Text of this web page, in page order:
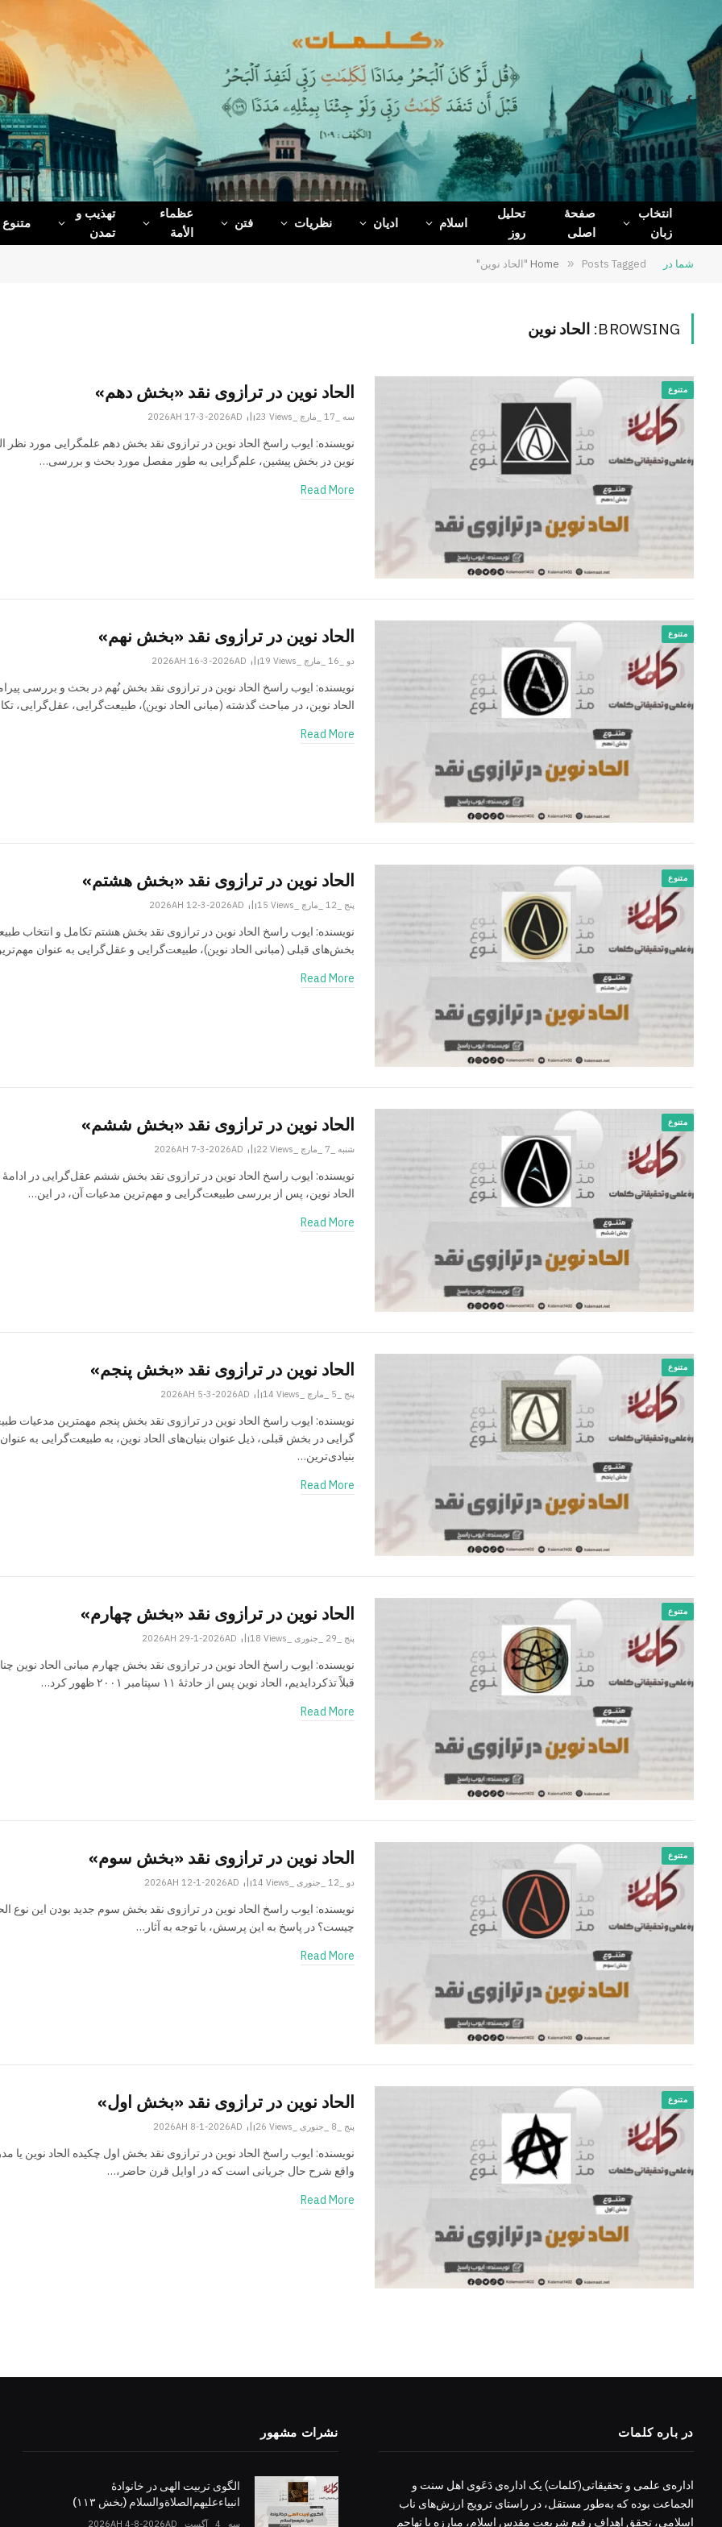
Facebook
X
(Twitter)
Telegram
WhatsApp
انتخاب
زبان
صفحۀ
اصلی
تحلیل
روز
اسلام ادیان نظریات فتن
عظماء‌
الأمة
تهذیب و
تمدن
متنوع
شما در Home » Posts Tagged "الحاد نوین"
BROWSING: الحاد نوین
متنوع الحاد نوین در ترازوی نقد «بخش دهم»
سه _17 _مارچ _2026AH 17-3-2026AD 23Views
نویسنده: ایوب راسخ الحاد نوین در ترازوی نقد بخش دهم علم­گرایی مورد نظر
نوین در بخش پیشین، علم‌گرایی به طور مفصل مورد بحث و بررسی…
Read More
متنوع الحاد نوین در ترازوی نقد «بخش نهم»
دو _16 _مارچ _2026AH 16-3-2026AD 19Views
نویسنده: ایوب راسخ الحاد نوین در ترازوی نقد بخش نُهم در بحث و بررسی
الحاد نوین، در مباحث گذشته (مبانی الحاد نوین)، طبیعت‌گرایی، عقل‌گرایی،
Read More
متنوع الحاد نوین در ترازوی نقد «بخش هشتم»
پنج _12 _مارچ _2026AH 12-3-2026AD 15Views
نویسنده: ایوب راسخ الحاد نوین در ترازوی نقد بخش هشتم تکامل و انتخاب
بخش‌های قبلی (مبانی الحاد نوین)، طبیعت‌گرایی و عقل‌گرایی به عنوان
Read More
متنوع الحاد نوین در ترازوی نقد «بخش ششم»
شنبه _7 _مارچ _2026AH 7-3-2026AD 22Views
نویسنده: ایوب راسخ الحاد نوین در ترازوی نقد بخش ششم عقل­‌گرایی در ادامۀ
الحاد نوین، پس از بررسی طبیعت­‌گرایی و مهم‌­ترین مدعیات آن، در این…
Read More
متنوع الحاد نوین در ترازوی نقد «بخش پنجم»
پنج _5 _مارچ _2026AH 5-3-2026AD 14Views
نویسنده: ایوب راسخ الحاد نوین در ترازوی نقد بخش پنجم مهم­ترین مدعیات
گرایی در بخش قبلی، ذیل عنوان بنیان‌­های الحاد نوین، به طبیعت­‌گرایی به عنوان
بنیادی‌ترین…
Read More
متنوع الحاد نوین در ترازوی نقد «بخش چهارم»
پنج _29 _جنوری _2026AH 29-1-2026AD 18Views
نویسنده: ایوب راسخ الحاد نوین در ترازوی نقد بخش چهارم مبانی الحاد نوین
قبلاً تذکردایدیم، الحاد نوین پس از حادثۀ ۱۱ سپتامبر ۲۰۰۱ ظهور کرد…
Read More
متنوع الحاد نوین در ترازوی نقد «بخش سوم»
دو _12 _جنوری _2026AH 12-1-2026AD 14Views
نویسنده: ایوب راسخ الحاد نوین در ترازوی نقد بخش سوم جدید بودن این نوع
چیست؟ در پاسخ به این پرسش، با توجه به آثار…
Read More
متنوع الحاد نوین در ترازوی نقد «بخش اول»
پنج _8 _جنوری _2026AH 8-1-2026AD 26Views
نویسنده: ایوب راسخ الحاد نوین در ترازوی نقد بخش اول چکیده الحاد نوین یا
واقع شرح حال جریانی است که در اوایل قرن حاضر،…
Read More
در باره کلمات
اداره‌ی علمی و تحقیقاتی(کلمات) یک اداره‌ی دَعَوی اهل سنت و
الجماعت بوده که به‌طور مستقل، در راستای ترویج ارزش‌های ناب
اسلامی، تحقق اهداف رفیع شریعت مقدس اسلام، مبارزه با تهاجم
نشرات مشهور
الگوی تربیت الهی در خانوادۀ
انبیاءعلیهم‌الصلاةو‌السلام (بخش ۱۱۳)
سه _4 _آگست _2026AH 4-8-2026AD